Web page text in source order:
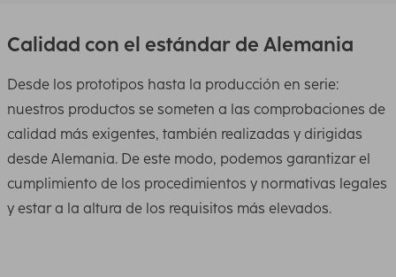
Calidad con el estándar de Alemania
Desde los prototipos hasta la producción en serie:
nuestros productos se someten a las comprobaciones de
calidad más exigentes, también realizadas y dirigidas
desde Alemania. De este modo, podemos garantizar el
cumplimiento de los procedimientos y normativas legales
y estar a la altura de los requisitos más elevados.